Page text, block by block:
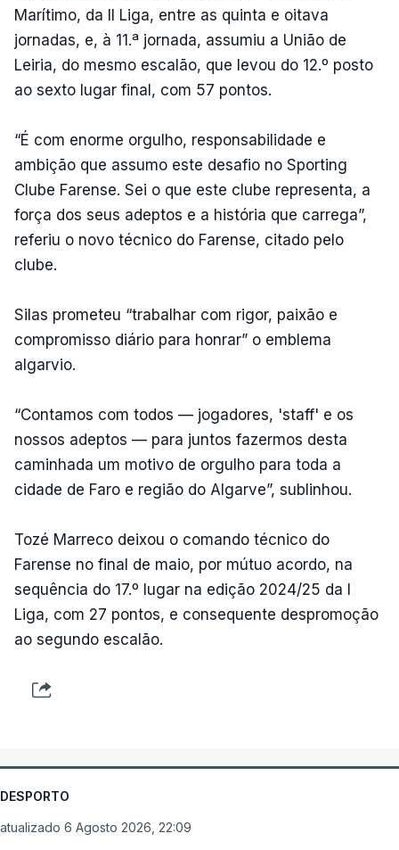
Marítimo, da II Liga, entre as quinta e oitava
jornadas, e, à 11.ª jornada, assumiu a União de
Leiria, do mesmo escalão, que levou do 12.º posto
ao sexto lugar final, com 57 pontos.
“É com enorme orgulho, responsabilidade e
ambição que assumo este desafio no Sporting
Clube Farense. Sei o que este clube representa, a
força dos seus adeptos e a história que carrega”,
referiu o novo técnico do Farense, citado pelo
clube.
Silas prometeu “trabalhar com rigor, paixão e
compromisso diário para honrar” o emblema
algarvio.
“Contamos com todos — jogadores, 'staff' e os
nossos adeptos — para juntos fazermos desta
caminhada um motivo de orgulho para toda a
cidade de Faro e região do Algarve”, sublinhou.
Tozé Marreco deixou o comando técnico do
Farense no final de maio, por mútuo acordo, na
sequência do 17.º lugar na edição 2024/25 da I
Liga, com 27 pontos, e consequente despromoção
ao segundo escalão.
DESPORTO
atualizado 6 Agosto 2026, 22:09